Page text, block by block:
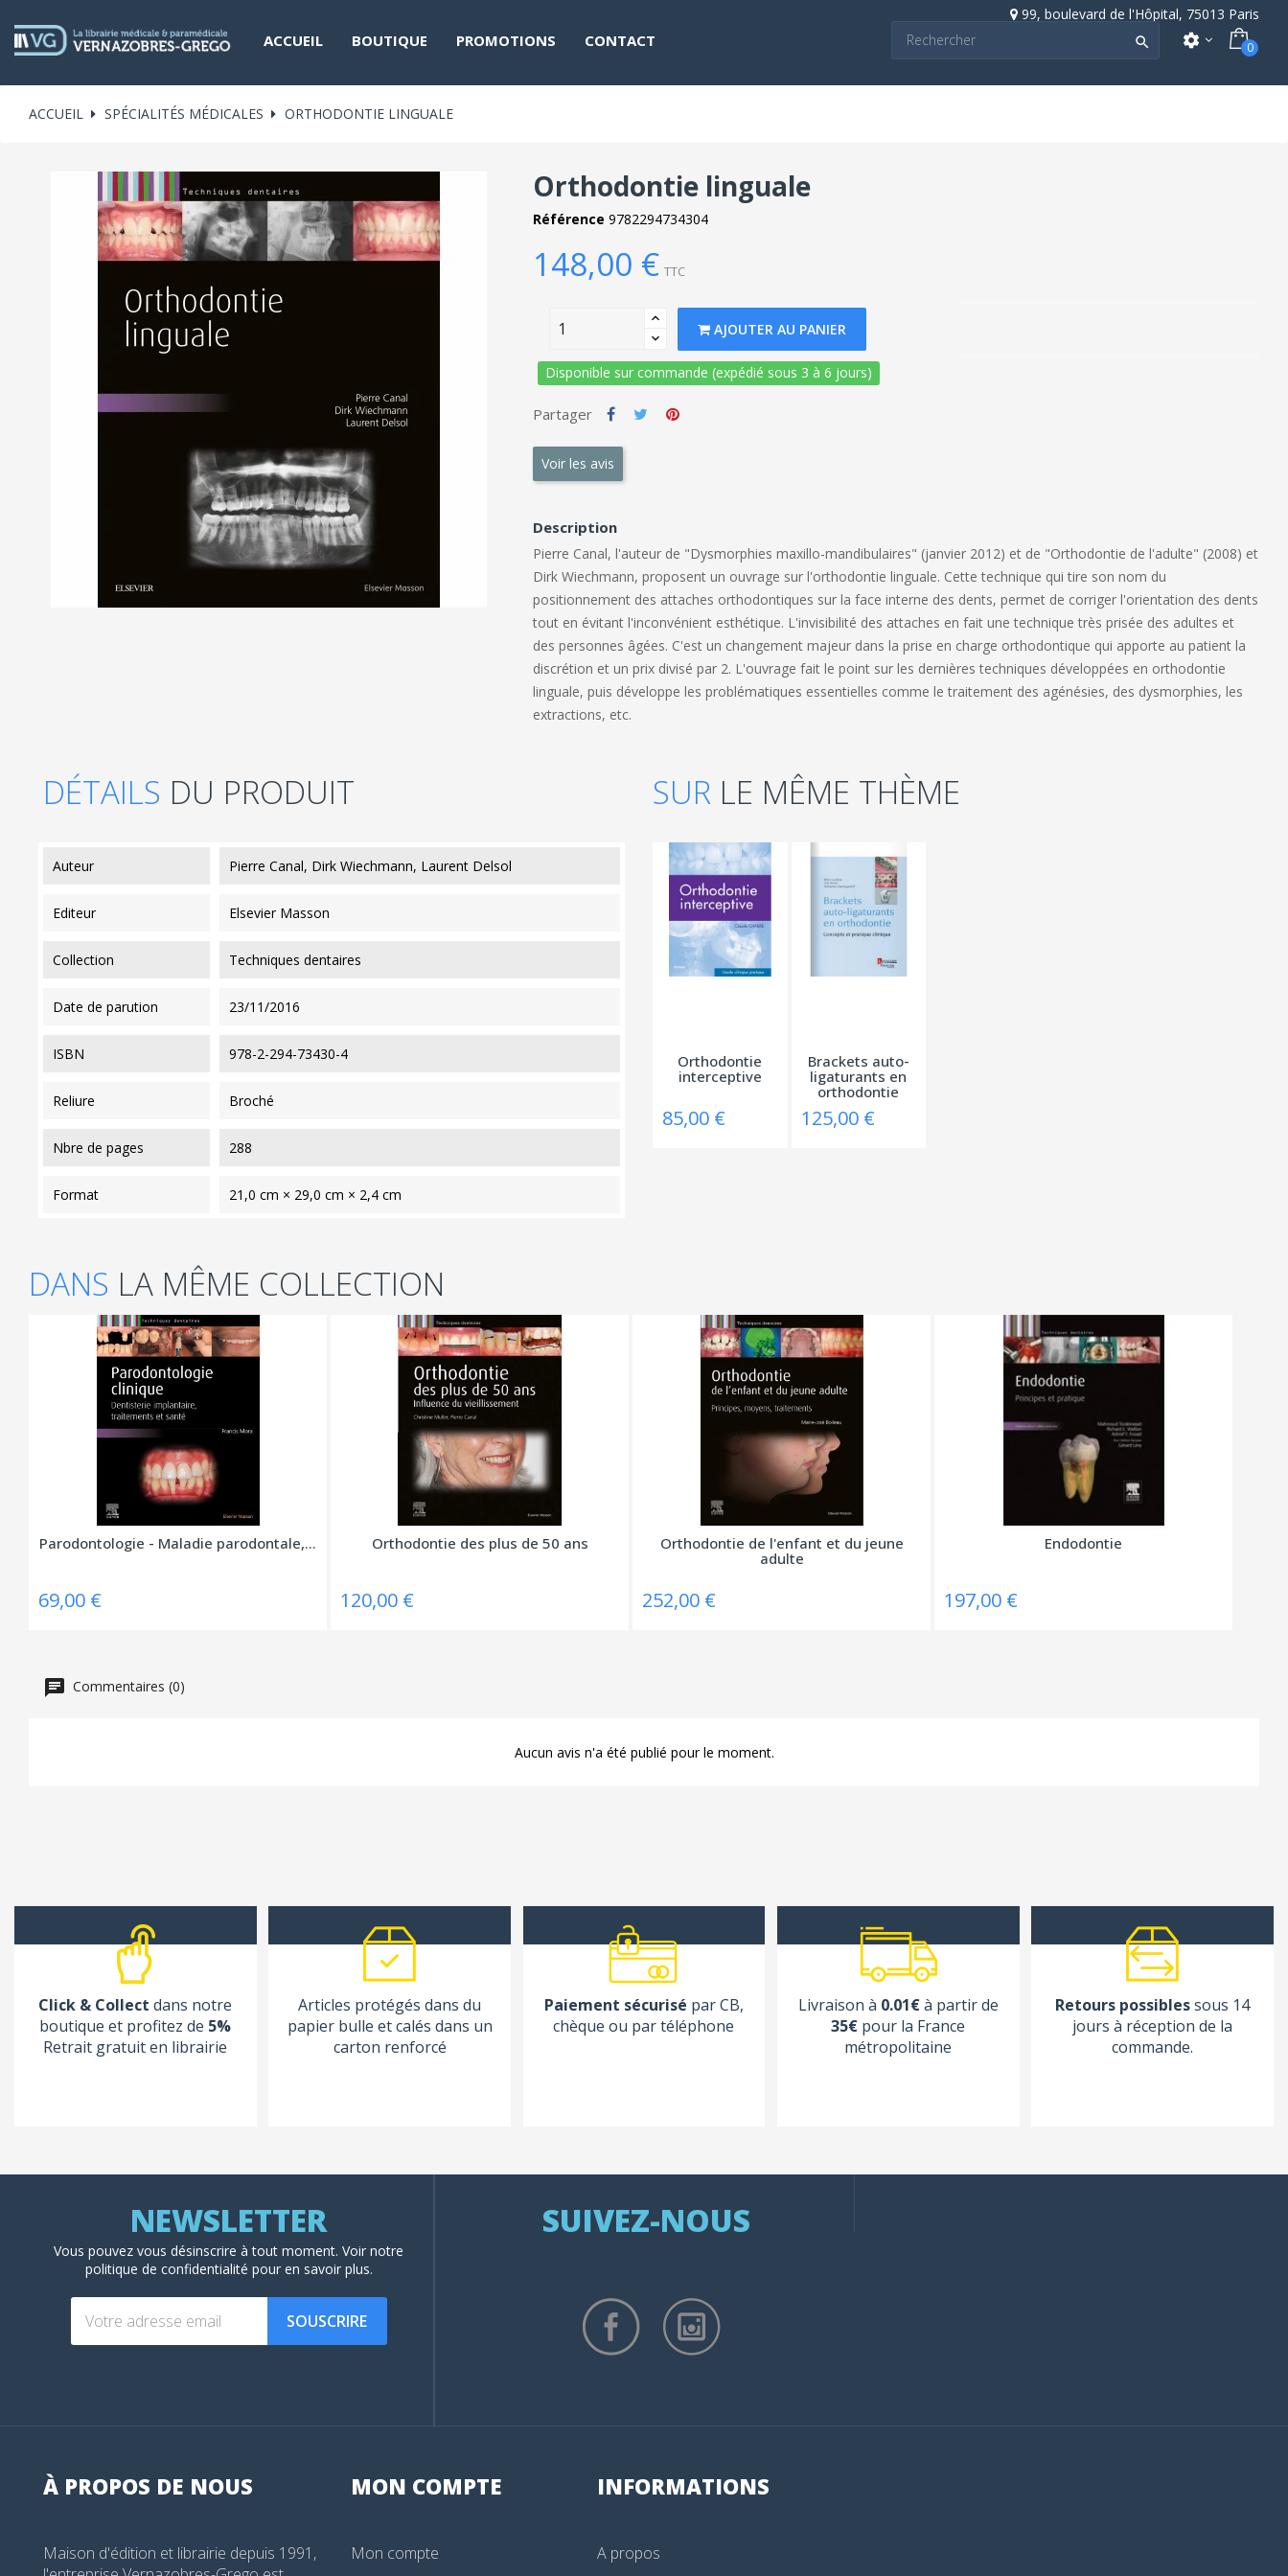
99, boulevard de l'Hôpital, 75013 Paris
ACCUEIL BOUTIQUE PROMOTIONS CONTACT  settings 0
ACCUEIL SPÉCIALITÉS MÉDICALES ORTHODONTIE LINGUALE
Orthodontie linguale
Référence 9782294734304
148,00 € TTC
AJOUTER AU PANIER
Disponible sur commande (expédié sous 3 à 6 jours)
Partager
Voir les avis
Description
Pierre Canal, l'auteur de "Dysmorphies maxillo-mandibulaires" (janvier 2012) et de "Orthodontie de l'adulte" (2008) et
Dirk Wiechmann, proposent un ouvrage sur l'orthodontie linguale. Cette technique qui tire son nom du
positionnement des attaches orthodontiques sur la face interne des dents, permet de corriger l'orientation des dents
tout en évitant l'inconvénient esthétique. L'invisibilité des attaches en fait une technique très prisée des adultes et
des personnes âgées. C'est un changement majeur dans la prise en charge orthodontique qui apporte au patient la
discrétion et un prix divisé par 2. L'ouvrage fait le point sur les dernières techniques développées en orthodontie
linguale, puis développe les problématiques essentielles comme le traitement des agénésies, des dysmorphies, les
extractions, etc.
DÉTAILS DU PRODUIT
auteur Pierre Canal, Dirk Wiechmann, Laurent Delsol
editeur Elsevier Masson
collection Techniques dentaires
date de parution 23/11/2016
ISBN 978-2-294-73430-4
reliure Broché
nbre de pages 288
format 21,0 cm × 29,0 cm × 2,4 cm
SUR LE MÊME THÈME
Orthodontie
interceptive
85,00 €
Brackets auto-
ligaturants en
orthodontie
125,00 €
DANS LA MÊME COLLECTION
Parodontologie - Maladie parodontale,...
69,00 €
Orthodontie des plus de 50 ans
120,00 €
Orthodontie de l'enfant et du jeune
adulte
252,00 €
Endodontie
197,00 €
Commentaires (0)
Aucun avis n'a été publié pour le moment.
Click & Collect dans notre
boutique et profitez de 5%
Retrait gratuit en librairie
Articles protégés dans du
papier bulle et calés dans un
carton renforcé
Paiement sécurisé par CB,
chèque ou par téléphone
Livraison à 0.01€à partir de
35€ pour la France
métropolitaine
Retours possiblessous 14
jours à réception de la
commande.
Vous pouvez vous désinscrire à tout moment. Voirnotre
politique de confidentialité pour en savoir plus.
SOUSCRIRE
SUIVEZ-NOUS
À PROPOS DE NOUS
Maison d'édition et librairie depuis 1991,
MON COMPTE
Mon compte
INFORMATIONS
A propos